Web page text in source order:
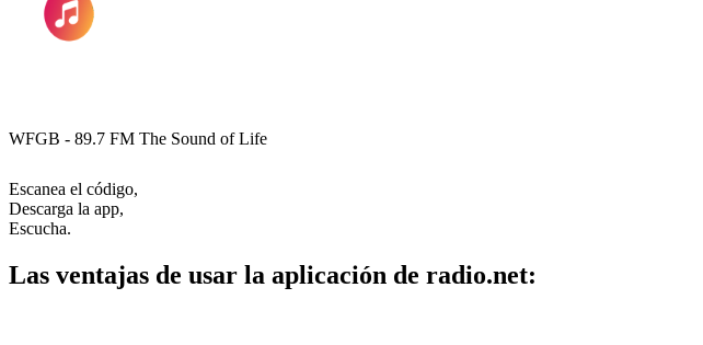
WFGB - 89.7 FM The Sound of Life
Escanea el código,
Descarga la app,
Escucha.
Las ventajas de usar la aplicación de radio.net: